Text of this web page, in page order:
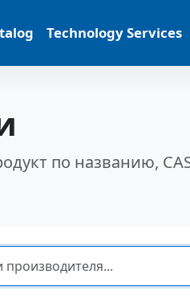
Technology Services
по названию,